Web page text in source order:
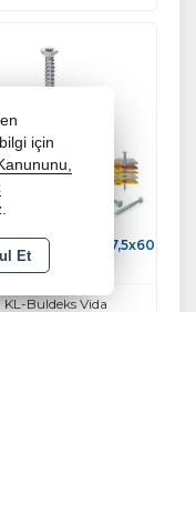
Vida Buldex 7,5x60
KL-Buldeks Vida
için
Et